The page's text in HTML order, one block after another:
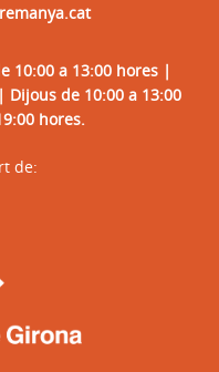
10:00 a 13:00 hores |
de 10:00 a 13:00
hores.
de: